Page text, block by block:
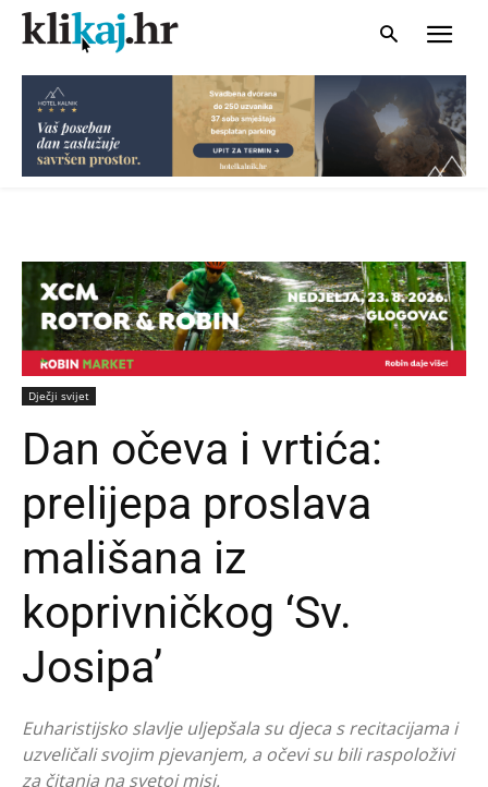
Dječji svijet
Dan očeva i vrtića:
prelijepa proslava
mališana iz
koprivničkog ‘Sv.
Josipa’
Euharistijsko slavlje uljepšala su djeca s recitacijama i
uzveličali svojim pjevanjem, a očevi su bili raspoloživi
za čitanja na svetoj misi.